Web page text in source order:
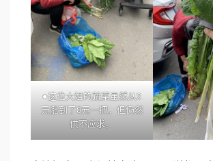
●这位大姐的蔬菜虽然从2
元涨到了8元一把，但仍然
供不应求。